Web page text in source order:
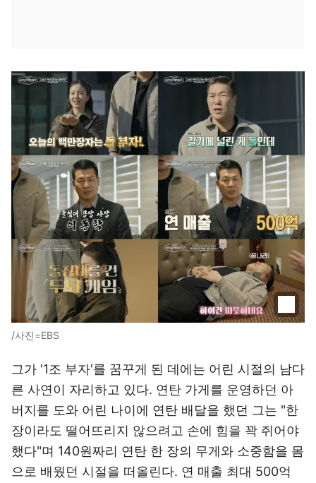
/사진=EBS
그가 '1조 부자'를 꿈꾸게 된 데에는 어린 시절의 남다
른 사연이 자리하고 있다. 연탄 가게를 운영하던 아
버지를 도와 어린 나이에 연탄 배달을 했던 그는 "한
장이라도 떨어뜨리지 않으려고 손에 힘을 꽉 쥐어야
했다"며 140원짜리 연탄 한 장의 무게와 소중함을 몸
으로 배웠던 시절을 떠올린다. 연 매출 최대 500억